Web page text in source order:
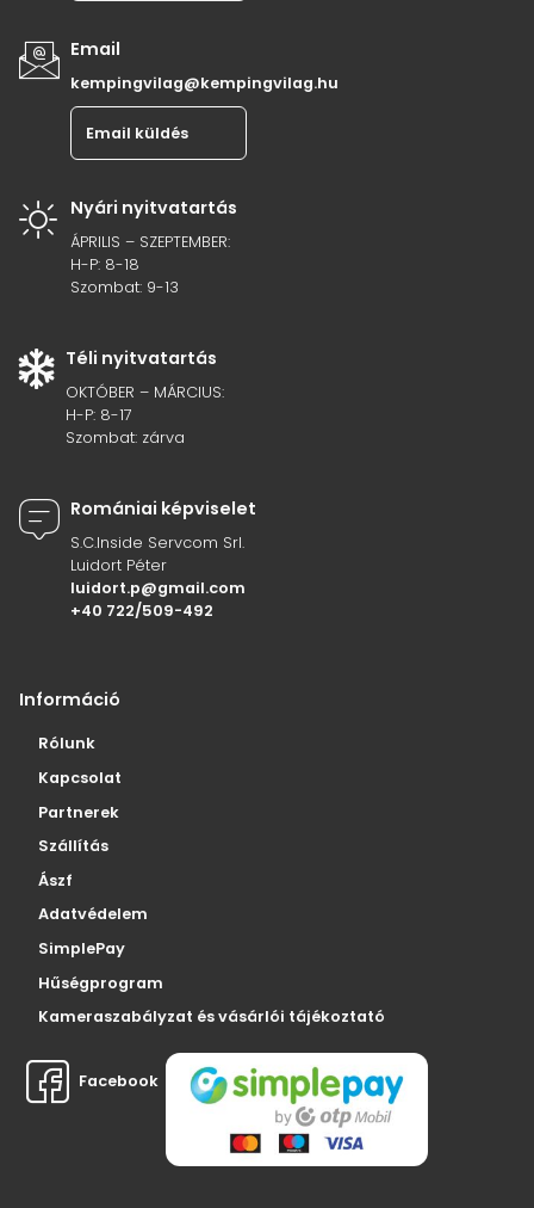
Email
kempingvilag@kempingvilag.hu
Email küldés
Nyári nyitvatartás
ÁPRILIS – SZEPTEMBER:
H-P: 8-18
Szombat: 9-13
Téli nyitvatartás
OKTÓBER – MÁRCIUS:
H-P: 8-17
Szombat: zárva
Romániai képviselet
S.C.Inside Servcom Srl.
Luidort Péter
luidort.p@gmail.com
+40 722/509-492
Információ
Rólunk
Kapcsolat
Partnerek
Szállítás
Ászf
Adatvédelem
SimplePay
Hűségprogram
Kameraszabályzat és vásárlói tájékoztató
Facebook